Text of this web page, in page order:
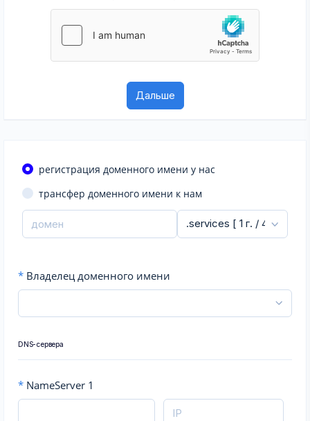
регистрация доменного имени у нас
трансфер доменного имени к нам
* Владелец доменного имени
DNS-сервера
* NameServer 1